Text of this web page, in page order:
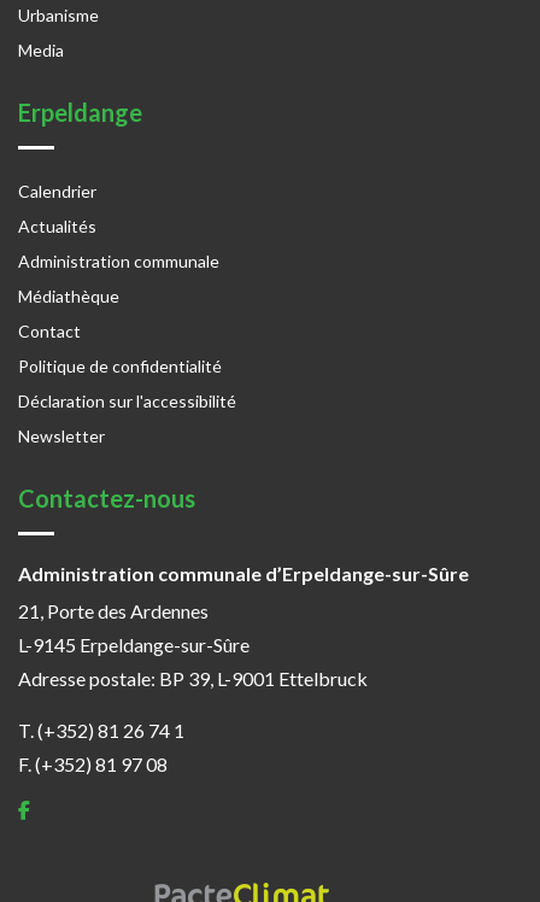
Urbanisme
Media
Erpeldange
Calendrier
Actualités
Administration communale
Médiathèque
Contact
Politique de confidentialité
Déclaration sur l'accessibilité
Newsletter
Contactez-nous
Administration communale d’Erpeldange-sur-Sûre
21, Porte des Ardennes
L-9145 Erpeldange-sur-Sûre
Adresse postale: BP 39, L-9001 Ettelbruck
T. (+352) 81 26 74 1
F. (+352) 81 97 08